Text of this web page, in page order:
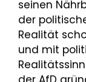
seinen
der
Realität
und mit